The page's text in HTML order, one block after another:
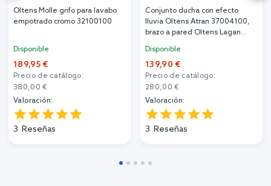
Oltens Molle grifo para lavabo
empotrado cromo 32100100
Disponible
189,95 €
Precio de catálogo:
380,00 €
Valoración:
3 Reseñas
Conjunto ducha con efecto
lluvia Oltens Atran 37004100,
brazo a pared Oltens Lagan
Disponible
139,90 €
Precio de catálogo:
280,00 €
Valoración:
3 Reseñas